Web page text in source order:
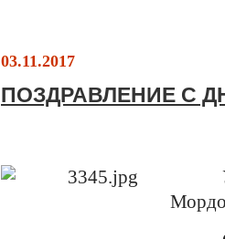
03.11.2017
ПОЗДРАВЛЕНИЕ С